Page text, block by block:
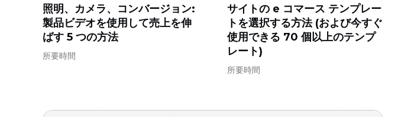
照明、カメラ、コンバージョン:
製品ビデオを使用して売上を伸
ばす 5 つの方法
所要時間
サイトの e コマース テンプレー
トを選択する方法 (および今すぐ
使用できる 70 個以上のテンプ
レート)
所要時間